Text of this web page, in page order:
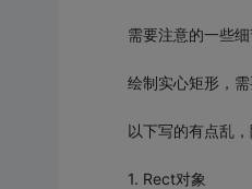
需要注意的一些
绘制实心矩形，
以下写的有点乱
1. Rect对象